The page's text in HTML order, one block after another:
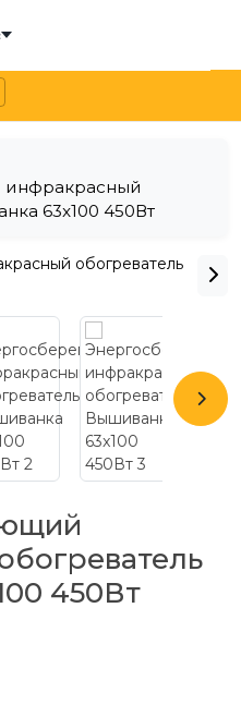
63x100 450Вт
450Вт